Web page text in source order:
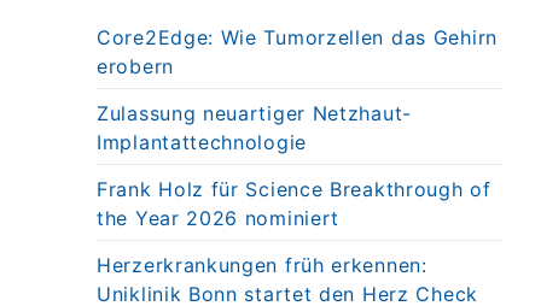
Core2Edge: Wie Tumorzellen das Gehirn
erobern
Zulassung neuartiger Netzhaut-
Implantattechnologie
Frank Holz für Science Breakthrough of
the Year 2026 nominiert
Herzerkrankungen früh erkennen:
Uniklinik Bonn startet den Herz Check